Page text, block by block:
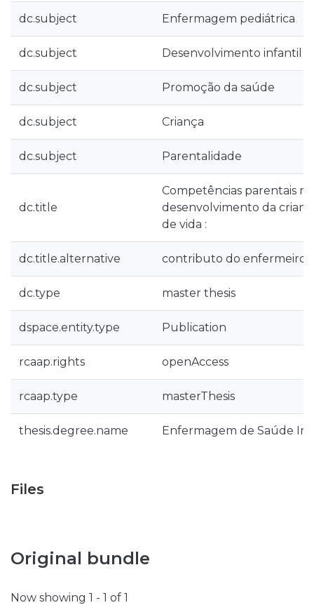
dc.subject Enfermagem pediátrica
dc.subject Desenvolvimento infantil
dc.subject Promoção da saúde
dc.subject Criança
dc.subject Parentalidade
dc.title
Competências parentais
desenvolvimento da
de vida :
dc.title.alternative contributo do enfermeiro
dc.type master thesis
dspace.entity.type Publication
rcaap.rights openAccess
rcaap.type masterThesis
thesis.degree.name Enfermagem de Saúde
Files
Original bundle
Now showing 1 - 1 of 1